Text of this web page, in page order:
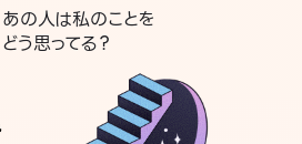
あの人は私のことを
どう思ってる？